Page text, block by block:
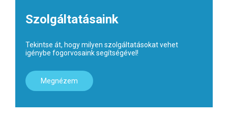
Szolgáltatásaink
Tekintse át, hogy milyen szolgáltatásokat vehet
igénybe fogorvosaink segítségével!
Megnézem